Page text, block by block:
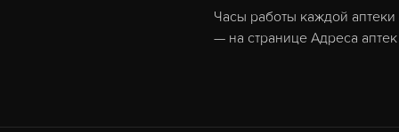
Часы работы каждой аптеки
— на странице Адреса аптек